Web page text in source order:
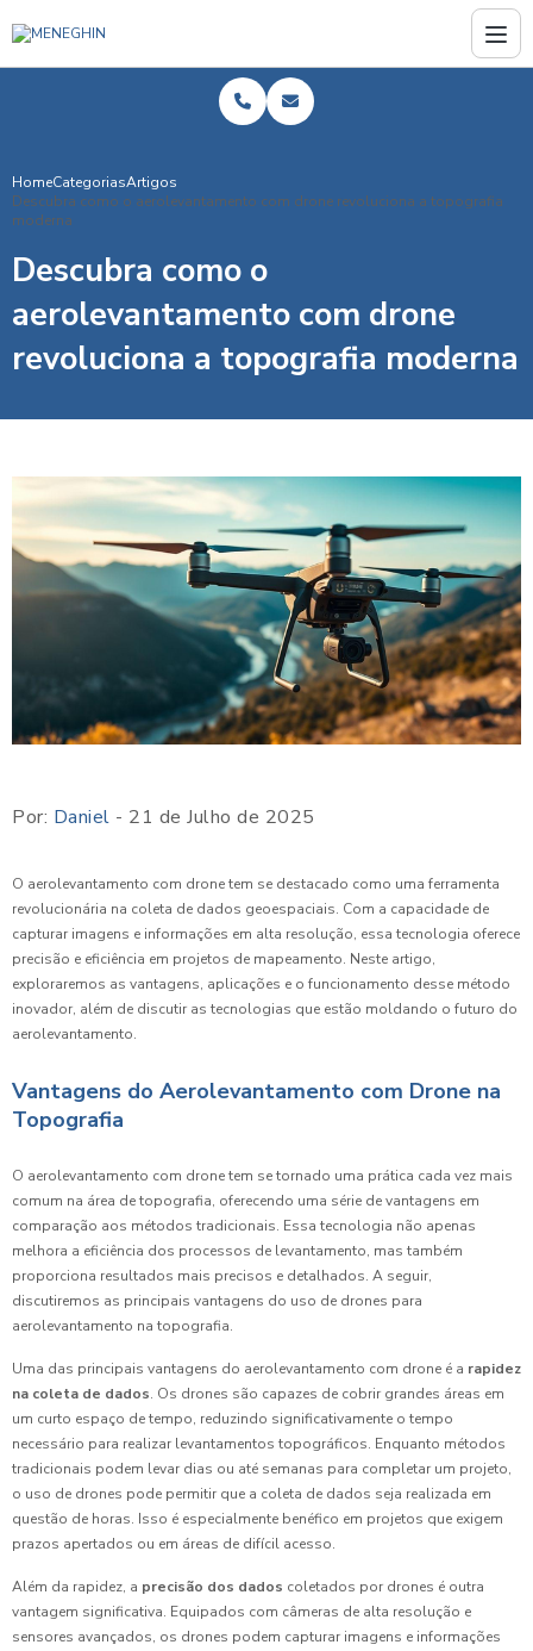
HomeCategoriasArtigos
Descubra como o aerolevantamento com drone revoluciona a topografia
moderna
Descubra como o
aerolevantamento com drone
revoluciona a topografia moderna
Por: Daniel - 21 de Julho de 2025
O aerolevantamento com drone tem se destacado como uma ferramenta
revolucionária na coleta de dados geoespaciais. Com a capacidade de
capturar imagens e informações em alta resolução, essa tecnologia oferece
precisão e eficiência em projetos de mapeamento. Neste artigo,
exploraremos as vantagens, aplicações e o funcionamento desse método
inovador, além de discutir as tecnologias que estão moldando o futuro do
aerolevantamento.
Vantagens do Aerolevantamento com Drone na
Topografia
O aerolevantamento com drone tem se tornado uma prática cada vez mais
comum na área de topografia, oferecendo uma série de vantagens em
comparação aos métodos tradicionais. Essa tecnologia não apenas
melhora a eficiência dos processos de levantamento, mas também
proporciona resultados mais precisos e detalhados. A seguir,
discutiremos as principais vantagens do uso de drones para
aerolevantamento na topografia.
Uma das principais vantagens do aerolevantamento com drone é a rapidez
na coleta de dados. Os drones são capazes de cobrir grandes áreas em
um curto espaço de tempo, reduzindo significativamente o tempo
necessário para realizar levantamentos topográficos. Enquanto métodos
tradicionais podem levar dias ou até semanas para completar um projeto,
o uso de drones pode permitir que a coleta de dados seja realizada em
questão de horas. Isso é especialmente benéfico em projetos que exigem
prazos apertados ou em áreas de difícil acesso.
Além da rapidez, a precisão dos dados coletados por drones é outra
vantagem significativa. Equipados com câmeras de alta resolução e
sensores avançados, os drones podem capturar imagens e informações